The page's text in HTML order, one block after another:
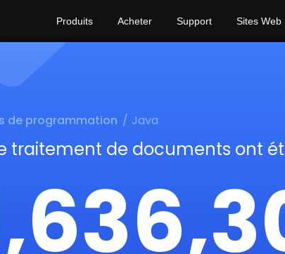
Produits Acheter Support Sites Web
de programmation Java
traitement de documents ont